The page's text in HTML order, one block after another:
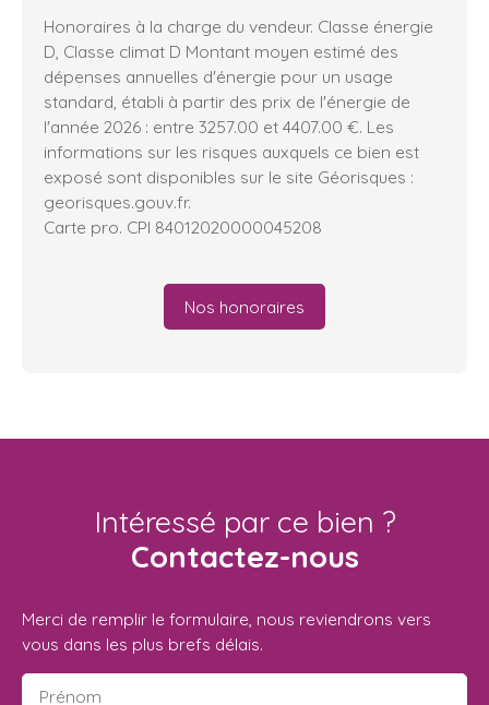
Honoraires à la charge du vendeur. Classe énergie
D, Classe climat D Montant moyen estimé des
dépenses annuelles d'énergie pour un usage
standard, établi à partir des prix de l'énergie de
l'année 2026 : entre 3257.00 et 4407.00 €. Les
informations sur les risques auxquels ce bien est
exposé sont disponibles sur le site Géorisques :
georisques.gouv.fr.
Carte pro. CPI 84012020000045208
Nos honoraires
Intéressé par ce bien ?
Contactez-nous
Merci de remplir le formulaire, nous reviendrons vers
vous dans les plus brefs délais.
Prénom